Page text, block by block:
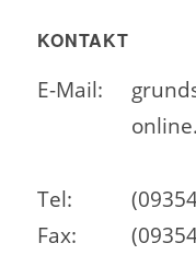
KONTAKT
E-Mail:
Tel:
Fax: